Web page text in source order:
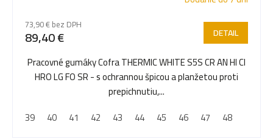
73,90 € bez DPH
89,40 € DETAIL
Pracovné gumáky Cofra THERMIC WHITE S5S CR AN HI CI
HRO LG FO SR - s ochrannou špicou a planžetou proti
prepichnutiu,...
39
40 41 42 43 44 45 46 47 48